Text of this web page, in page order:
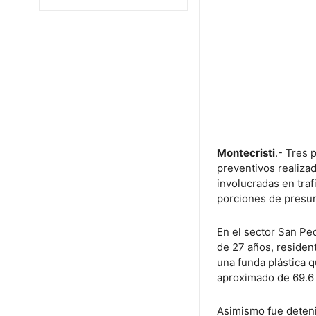
Montecristi.- Tres
preventivos
involucradas en
porciones de
En el sector San
de 27 años,
una funda plástica
aproximado de
Asimismo fue